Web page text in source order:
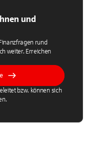
und
rund
weiter. Erreichen
bzw. können sich